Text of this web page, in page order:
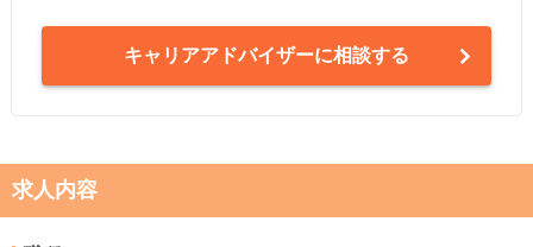
キャリアアドバイザーに相談する
求人内容